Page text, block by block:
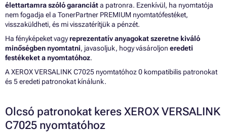
élettartamra szóló garanciáta patronra. Ezenkívül, ha nyomtatója
nem fogadja el a TonerPartner PREMIUM nyomtatófestéket,
visszaküldheti, és mi visszatérítjük a pénzét.
Ha fényképeket vagyreprezentatív anyagokat szeretne kiváló
minőségben nyomtatni, javasoljuk, hogy vásároljon eredeti
festékeket a nyomtatóhoz.
A XEROX VERSALINK C7025 nyomtatóhoz 0 kompatibilis patronokat
és 5 eredeti patronokat kínálunk.
Olcsó patronokat keres XEROX VERSALINK
C7025 nyomtatóhoz